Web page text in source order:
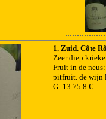
1. Zuid. Côte
Zeer diep
Fruit in de
pitfruit. de wijn
G: 13.75 8 €